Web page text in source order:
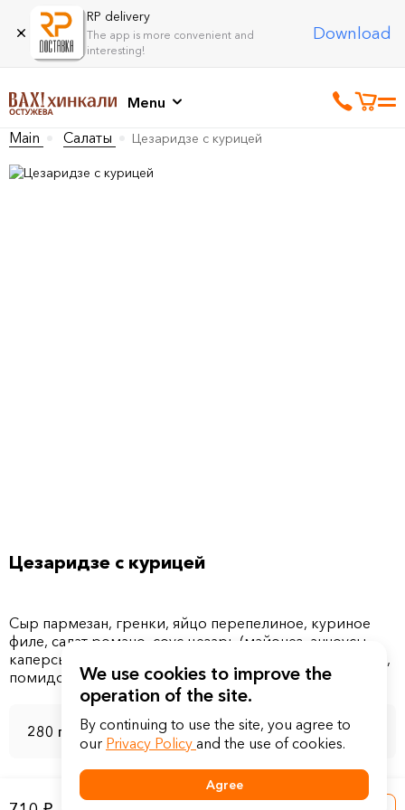
RP delivery
The app is more convenient and
interesting!
Download
Menu
Main
Салаты Цезаридзе с курицей
Цезаридзе с курицей
Сыр пармезан, гренки, яйцо перепелиное, куриное
филе, салат романо, соус цезарь (майонез, анчоусы,
каперсы, пармезан, чеснок, шрирача, соус ворчестер),
280 г
We use cookies to improve the
operation of the site.
By continuing to use the site, you agree to
our Privacy Policy and the use of cookies.
Agree